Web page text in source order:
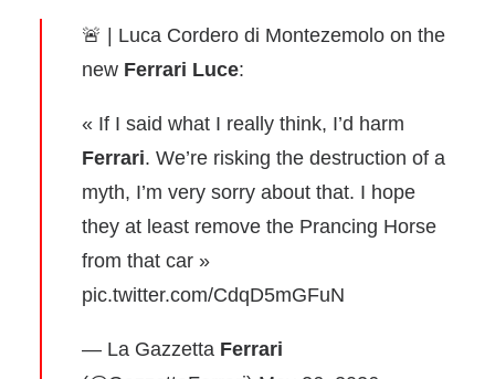
🚨 | Luca Cordero di Montezemolo on the
new Ferrari Luce:
« If I said what I really think, I’d harm
Ferrari. We’re risking the destruction of a
myth, I’m very sorry about that. I hope
they at least remove the Prancing Horse
from that car »
pic.twitter.com/CdqD5mGFuN
— La Gazzetta Ferrari